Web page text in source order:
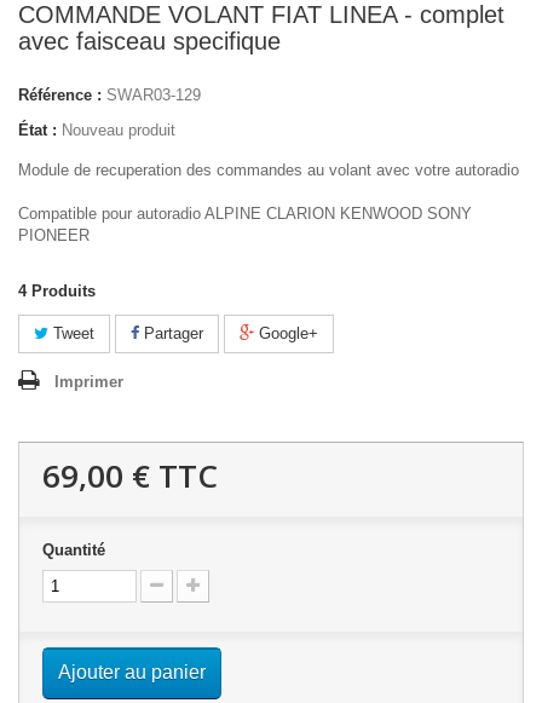
COMMANDE VOLANT FIAT LINEA - complet
avec faisceau specifique
Référence : SWAR03-129
État : Nouveau produit
Module de recuperation des commandes au volant avec votre autoradio
Compatible pour autoradio ALPINE CLARION KENWOOD SONY
PIONEER
4 Produits
Tweet Partager Google+
Imprimer
69,00 € TTC
Quantité
Ajouter au panier